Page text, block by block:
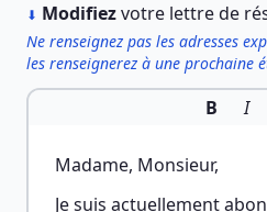
⬇ Modifiezvotre lettre de
Ne renseignez pas les adresses
les renseignerez à une prochaine
B I
Madame, Monsieur,